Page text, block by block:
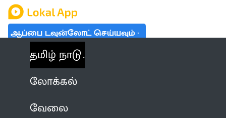
ஆப்பை டவுன்லோட் செய்யவும்
தமிழ் நாடு
லோக்கல்
வேலை